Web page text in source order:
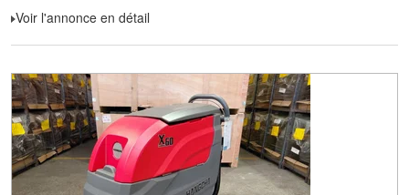
Voir l'annonce en détail